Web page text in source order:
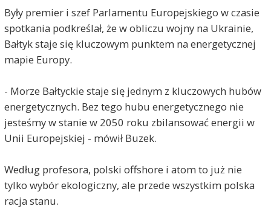
Były premier i szef Parlamentu Europejskiego w czasie
spotkania podkreślał, że w obliczu wojny na Ukrainie,
Bałtyk staje się kluczowym punktem na energetycznej
mapie Europy.
- Morze Bałtyckie staje się jednym z kluczowych hubów
energetycznych. Bez tego hubu energetycznego nie
jesteśmy w stanie w 2050 roku zbilansować energii w
Unii Europejskiej - mówił Buzek.
Według profesora, polski offshore i atom to już nie
tylko wybór ekologiczny, ale przede wszystkim polska
racja stanu.